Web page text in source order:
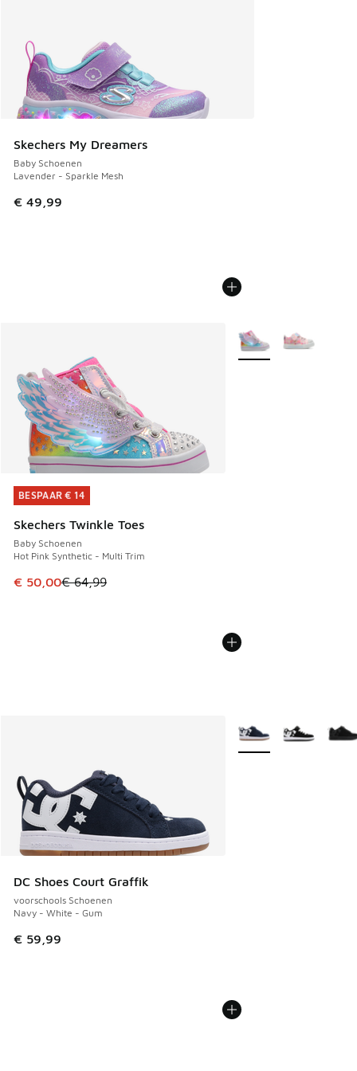
Skechers My Dreamers
Baby Schoenen
Lavender - Sparkle Mesh
€ 49,99
BESPAAR € 14
Skechers Twinkle Toes
Baby Schoenen
Hot Pink Synthetic - Multi Trim
Dit artikel is in de uitverkoop. Dit artikel is in de
€ 50,00€ 64,99
BESPAAR € 14
Meer kleuren
DC Shoes Court Graffik
voorschools Schoenen
Navy - White - Gum
€ 59,99
Meer kleuren